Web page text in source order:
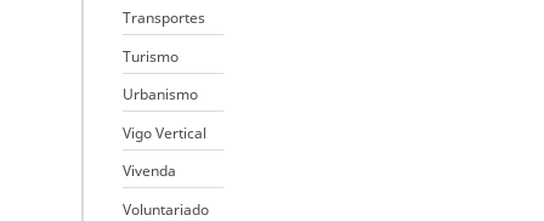
Transportes
Turismo
Urbanismo
Vigo Vertical
Vivenda
Voluntariado